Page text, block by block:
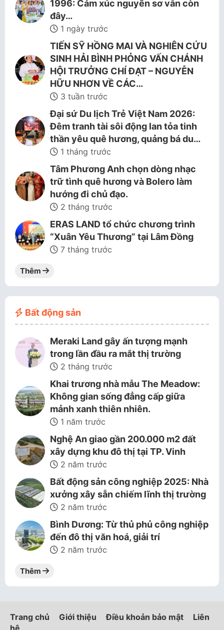
1996: Cảm xúc nguyên sơ vẫn còn
đây…
1 ngày trước
TIẾN SỸ HỒNG MAI VÀ NGHIÊN CỨU
SINH HẢI BÌNH PHỎNG VẤN CHÁNH
HỘI TRƯỞNG CHÍ ĐẠT – NGUYỄN
HỮU NHƠN VỀ CÁC…
3 tuần trước
Đại sứ Du lịch Trẻ Việt Nam 2026:
Đêm tranh tài sôi động lan tỏa tinh
thần yêu quê hương, quảng bá du…
1 tháng trước
Tâm Phương Anh chọn dòng nhạc
trữ tình quê hương và Bolero làm
hướng đi chủ đạo.
2 tháng trước
ERAS LAND tổ chức chương trình
“Xuân Yêu Thương” tại Lâm Đồng
7 tháng trước
Thêm
Bất động sản
Meraki Land gây ấn tượng mạnh
trong lần đầu ra mắt thị trường
2 tháng trước
Khai trương nhà mẫu The Meadow:
Không gian sống đẳng cấp giữa
mảnh xanh thiên nhiên.
1 năm trước
Nghệ An giao gần 200.000 m2 đất
xây dựng khu đô thị tại TP. Vinh
2 năm trước
Bất động sản công nghiệp 2025: Nhà
xưởng xây sẵn chiếm lĩnh thị trường
2 năm trước
Bình Dương: Từ thủ phủ công nghiệp
đến đô thị văn hoá, giải trí
2 năm trước
Thêm
Trang chủ Giới thiệu Điều khoản bảo mật
Liên
hệ